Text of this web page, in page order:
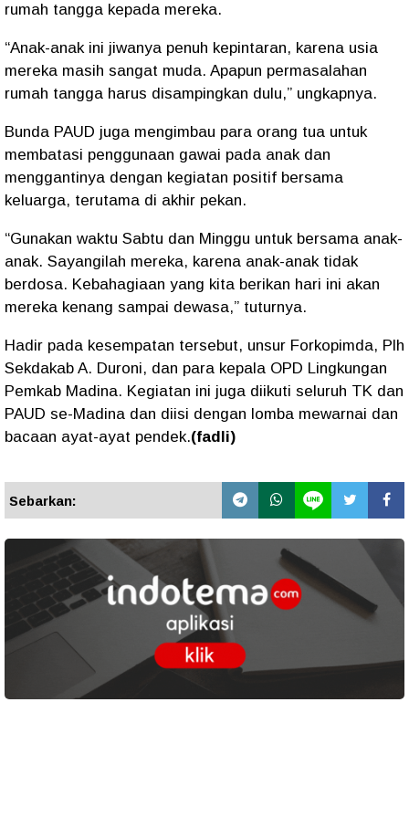
rumah tangga kepada mereka.
“Anak-anak ini jiwanya penuh kepintaran, karena usia
mereka masih sangat muda. Apapun permasalahan
rumah tangga harus disampingkan dulu,” ungkapnya.
Bunda PAUD juga mengimbau para orang tua untuk
membatasi penggunaan gawai pada anak dan
menggantinya dengan kegiatan positif bersama
keluarga, terutama di akhir pekan.
“Gunakan waktu Sabtu dan Minggu untuk bersama anak-
anak. Sayangilah mereka, karena anak-anak tidak
berdosa. Kebahagiaan yang kita berikan hari ini akan
mereka kenang sampai dewasa,” tuturnya.
Hadir pada kesempatan tersebut, unsur Forkopimda, Plh
Sekdakab A. Duroni, dan para kepala OPD Lingkungan
Pemkab Madina. Kegiatan ini juga diikuti seluruh TK dan
PAUD se-Madina dan diisi dengan lomba mewarnai dan
bacaan ayat-ayat pendek.(fadli)
Sebarkan: